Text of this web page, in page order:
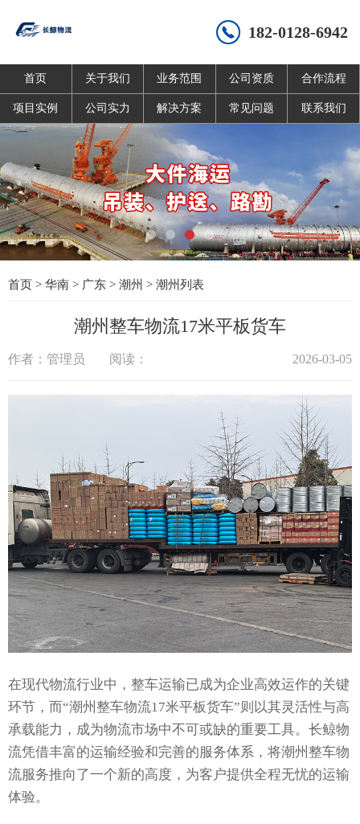
182-0128-6942
首页 关于我们 业务范围 公司资质 合作流程
项目实例 公司实力 解决方案 常见问题 联系我们
首页 > 华南 > 广东 > 潮州 > 潮州列表
潮州整车物流17米平板货车
作者：管理员 阅读： 2026-03-05
在现代物流行业中，整车运输已成为企业高效运作的关键
环节，而“潮州整车物流17米平板货车”则以其灵活性与高
承载能力，成为物流市场中不可或缺的重要工具。长鲸物
流凭借丰富的运输经验和完善的服务体系，将潮州整车物
流服务推向了一个新的高度，为客户提供全程无忧的运输
体验。